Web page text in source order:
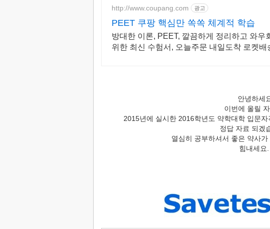
http://www.coupang.com 광고
PEET 쿠팡 핵심만 쏙쏙 체계적 학습
방대한 이론, PEET, 깔끔하게 정리하고 와
위한 최신 수험서, 오늘주문 내일도착 로켓배
안녕하세
이번에 올릴
2015년에 실시한 2016학년도 약학대학 입문
정답 자료 되겠
열심히 공부하셔서 좋은 약사가
힘내세요.